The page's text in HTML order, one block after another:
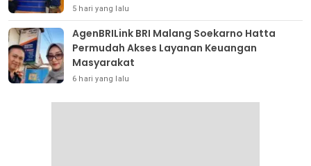
5 hari yang lalu
AgenBRILink BRI Malang Soekarno Hatta
Permudah Akses Layanan Keuangan
Masyarakat
6 hari yang lalu